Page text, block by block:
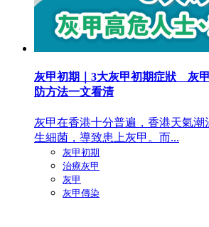
灰甲初期｜3大灰甲初期症狀 灰
防方法一文看清
灰甲在香港十分普遍，香港天氣
生細菌，導致患上灰甲。而...
灰甲初期
治療灰甲
灰甲
灰甲傳染